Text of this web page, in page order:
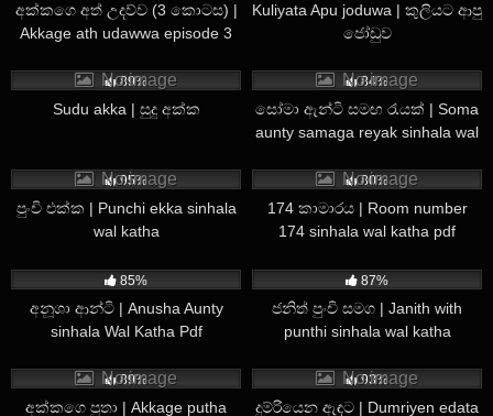
ඉන්නවනෙ? කොම්පියුටර් එකත්
තියෙනවනෙ?”
“එයා කොහෙද හැම තිස්සෙම කාමරේනෙ?”
කාමරේ ඉඳන් වෙන මොකක්ද කරනව. පුතාව දකින්නත් ආස ඇති
හුඟ දවසකින් දැක්කෙ නැහැ” “එහෙනම් අක්ක බලන්න මම
යන්නම්?”
“පොඩ්ඩක් ඔහොම ඉන්න. මම අක්කටත් එක්ක බොන්න මොනව
අක්කගෙ අත් උදව්ව (3 කොටස) |
Akkage ath udawwa episode 3
Kuliyata Apu joduwa | කුලියට ආපු
ජෝඩුව
No image
89%
Sudu akka | සුදු අක්ක
No image
84%
සෝමා ඇන්ටි සමඟ රැයක් | Soma
aunty samaga reyak sinhala wal
No image
95%
පුංචි එක්ක | Punchi ekka sinhala
wal katha
No image
80%
174 කාමාරය | Room number
174 sinhala wal katha pdf
85%
අනූශා ආන්ටි | Anusha Aunty
sinhala Wal Katha Pdf
87%
ජනිත් පුංචි සමග | Janith with
punthi sinhala wal katha
No image
89%
අක්කගෙ පුතා | Akkage putha
No image
93%
දුම්රියෙන ඇඳට | Dumriyen edata